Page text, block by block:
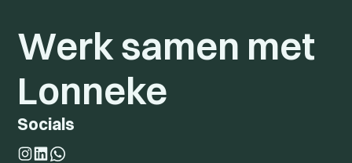
Werk samen met
Lonneke
Socials